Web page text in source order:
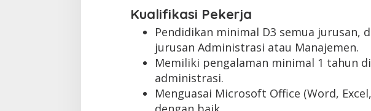
Kualifikasi Pekerja
Pendidikan minimal D3 semua jurusan,
jurusan Administrasi atau Manajemen.
Memiliki pengalaman minimal 1 tahun
administrasi.
Menguasai Microsoft Office (Word,